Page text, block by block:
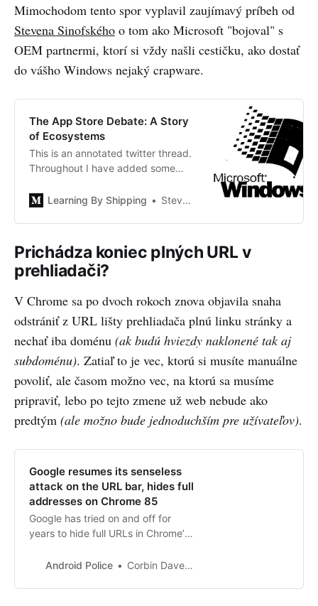
Mimochodom tento spor vyplavil zaujímavý príbeh od
Stevena Sinofského o tom ako Microsoft "bojoval" s
OEM partnermi, ktorí si vždy našli cestičku, ako dostať
do vášho Windows nejaký crapware.
The App Store Debate: A Story
of Ecosystems
This is an annotated twitter thread.
Throughout I have added some
discussion including: the rationality
optimization, most favored…
Learning By Shipping Steven Sinofsky
Prichádza koniec plných URL v
prehliadači?
V Chrome sa po dvoch rokoch znova objavila snaha
odstrániť z URL lišty prehliadača plnú linku stránky a
nechať iba doménu (ak budú hviezdy naklonené tak aj
subdoménu). Zatiaľ to je vec, ktorú si musíte manuálne
povoliť, ale časom možno vec, na ktorú sa musíme
pripraviť, lebo po tejto zmene už web nebude ako
predtým (ale možno bude jednoduchším pre užívateľov).
Google resumes its senseless
attack on the URL bar, hides full
addresses on Chrome 85
Google has tried on and off for
years to hide full URLs in Chrome’s
long web addresses are scary and
Android Police Corbin Davenport